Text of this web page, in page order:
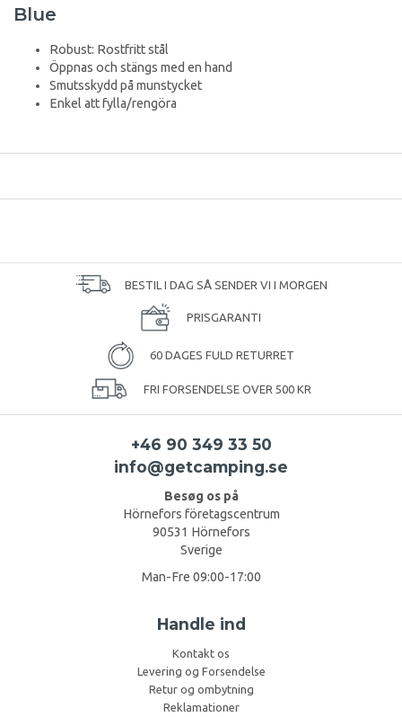
Blue
Robust: Rostfritt stål
Öppnas och stängs med en hand
Smutsskydd på munstycket
Enkel att fylla/rengöra
BESTIL I DAG SÅ SENDER VI I MORGEN
PRISGARANTI
60 DAGES FULD RETURRET
FRI FORSENDELSE OVER 500 KR
+46 90 349 33 50
info@getcamping.se
Besøg os på
Hörnefors företagscentrum
90531 Hörnefors
Sverige
Man-Fre 09:00-17:00
Handle ind
Kontakt os
Levering og Forsendelse
Retur og ombytning
Reklamationer